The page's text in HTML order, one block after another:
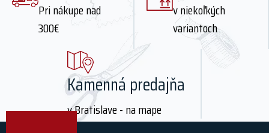
Pri nákupe nad
300€
v niekoľkých
variantoch
Kamenná predajňa
v Bratislave - na mape